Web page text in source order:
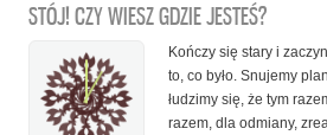
STÓJ! CZY WIESZ GDZIE JESTEŚ?
Kończy się stary i
to, co było. Snujemy
łudzimy się, że tym
razem, dla odmiany,